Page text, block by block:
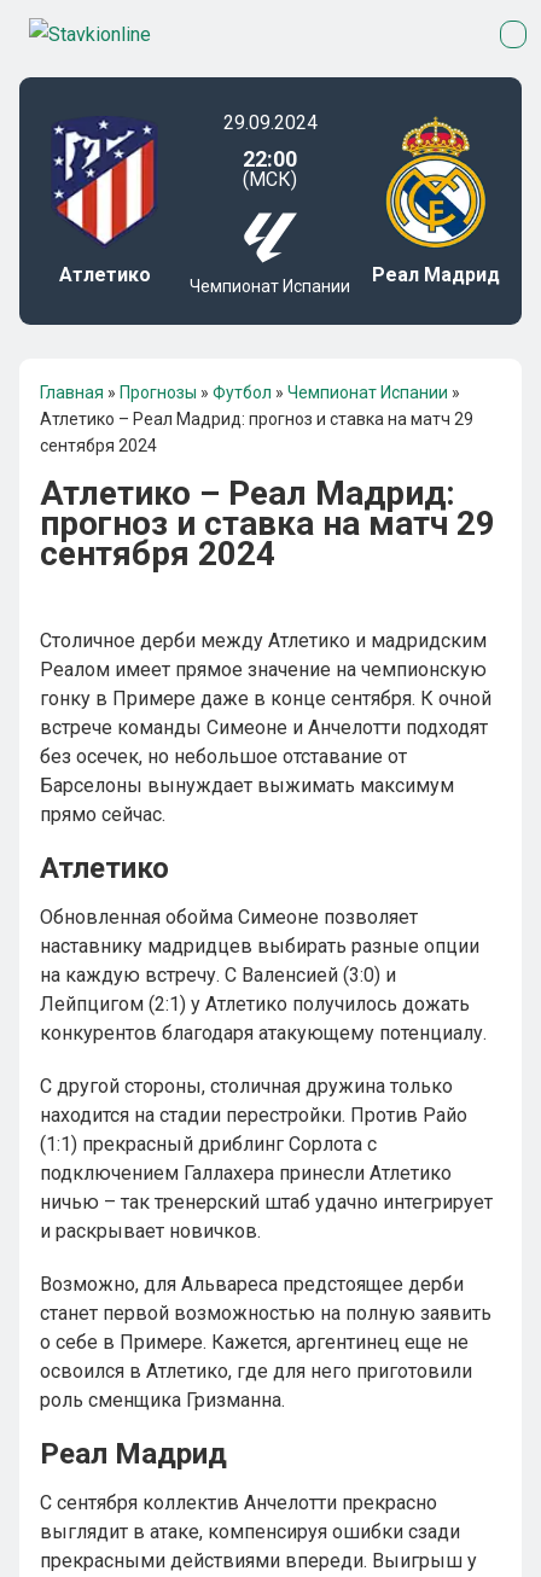
Атлетико
29.09.2024
22:00
(МСК)
Чемпионат Испании Реал Мадрид
Главная » Прогнозы » Футбол » Чемпионат Испании »
Атлетико – Реал Мадрид: прогноз и ставка на матч 29
сентября 2024
Атлетико – Реал Мадрид:
прогноз и ставка на матч 29
сентября 2024
Столичное дерби между Атлетико и мадридским
Реалом имеет прямое значение на чемпионскую
гонку в Примере даже в конце сентября. К очной
встрече команды Симеоне и Анчелотти подходят
без осечек, но небольшое отставание от
Барселоны вынуждает выжимать максимум
прямо сейчас.
Атлетико
Обновленная обойма Симеоне позволяет
наставнику мадридцев выбирать разные опции
на каждую встречу. С Валенсией (3:0) и
Лейпцигом (2:1) у Атлетико получилось дожать
конкурентов благодаря атакующему потенциалу.
С другой стороны, столичная дружина только
находится на стадии перестройки. Против Райо
(1:1) прекрасный дриблинг Сорлота с
подключением Галлахера принесли Атлетико
ничью – так тренерский штаб удачно интегрирует
и раскрывает новичков.
Возможно, для Альвареса предстоящее дерби
станет первой возможностью на полную заявить
о себе в Примере. Кажется, аргентинец еще не
освоился в Атлетико, где для него приготовили
роль сменщика Гризманна.
Реал Мадрид
С сентября коллектив Анчелотти прекрасно
выглядит в атаке, компенсируя ошибки сзади
прекрасными действиями впереди. Выигрыш у